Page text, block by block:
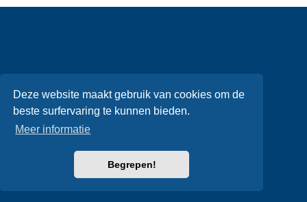
Deze website maakt gebruik van cookies om de
beste surfervaring te kunnen bieden.
Meer informatie
Begrepen!